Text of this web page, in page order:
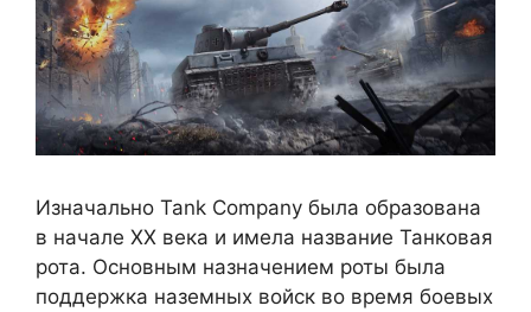
Изначально Tank Company была образована
в начале XX века и имела название Танковая
рота. Основным назначением роты была
поддержка наземных войск во время боевых